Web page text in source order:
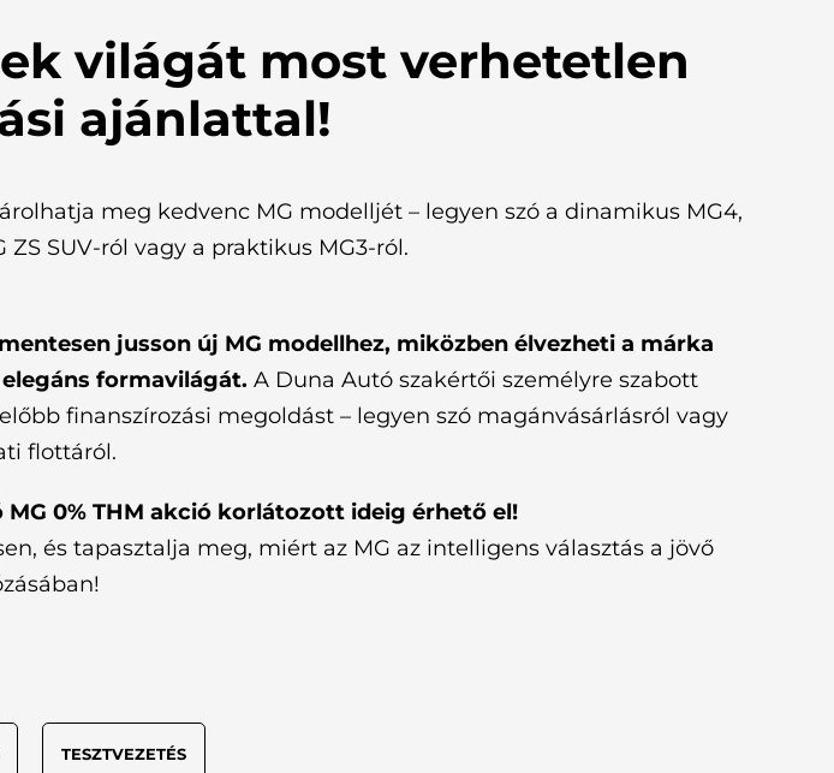
világát most verhetetlen
ajánlattal!
meg kedvenc MG modelljét – legyen szó a dinamikus MG4,
ZS SUV-ról vagy a praktikus MG3-ról.
jusson új MG modellhez, miközben élvezheti a márka
formavilágát. A Duna Autó szakértői személyre szabott
finanszírozási megoldást – legyen szó magánvásárlásról vagy
flottáról.
0% THM akció korlátozott ideig érhető el!
és tapasztalja meg, miért az MG az intelligens választás a jövő
TESZTVEZETÉS